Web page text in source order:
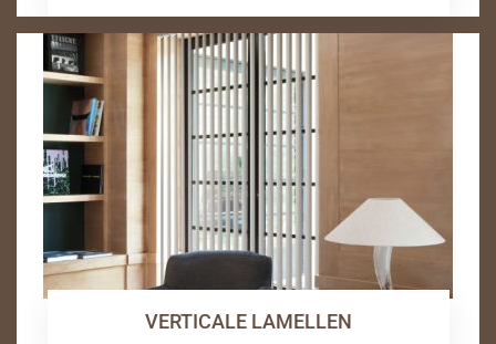
VERTICALE LAMELLEN